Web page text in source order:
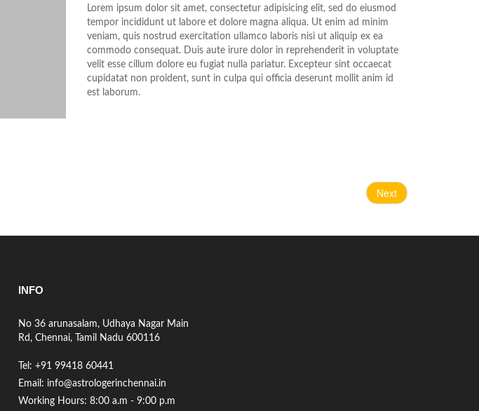
Lorem ipsum dolor sit amet, consectetur adipisicing elit, sed do eiusmod
tempor incididunt ut labore et dolore magna aliqua. Ut enim ad minim
veniam, quis nostrud exercitation ullamco laboris nisi ut aliquip ex ea
commodo consequat. Duis aute irure dolor in reprehenderit in voluptate
velit esse cillum dolore eu fugiat nulla pariatur. Excepteur sint occaecat
cupidatat non proident, sunt in culpa qui officia deserunt mollit anim id
est laborum.
Next
INFO
No 36 arunasalam, Udhaya Nagar Main
Rd, Chennai, Tamil Nadu 600116
Tel: +91 99418 60441
Email: info@astrologerinchennai.in
Working Hours: 8:00 a.m - 9:00 p.m